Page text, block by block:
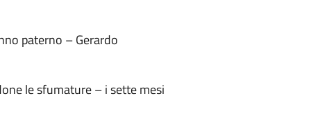
paterno – Gerardo
le sfumature – i sette mesi